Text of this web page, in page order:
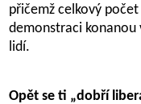
přičemž celkový
demonstraci konanou
lidí.
Opět se ti „dobří